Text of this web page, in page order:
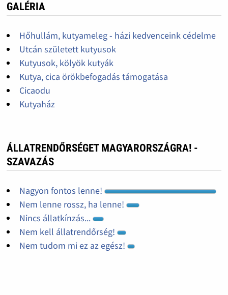
GALÉRIA
Hőhullám, kutyameleg - házi kedvenceink cédelme
Utcán született kutyusok
Kutyusok, kölyök kutyák
Kutya, cica örökbefogadás támogatása
Cicaodu
Kutyaház
ÁLLATRENDŐRSÉGET MAGYARORSZÁGRA! -
SZAVAZÁS
Nagyon fontos lenne!
Nem lenne rossz, ha lenne!
Nincs állatkínzás...
Nem kell állatrendőrség!
Nem tudom mi ez az egész!